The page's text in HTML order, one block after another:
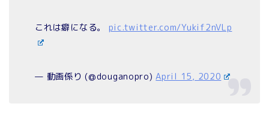
これは癖になる。 pic.twitter.com/Yukif2nVLp
— 動画係り (@douganopro)April 15, 2020